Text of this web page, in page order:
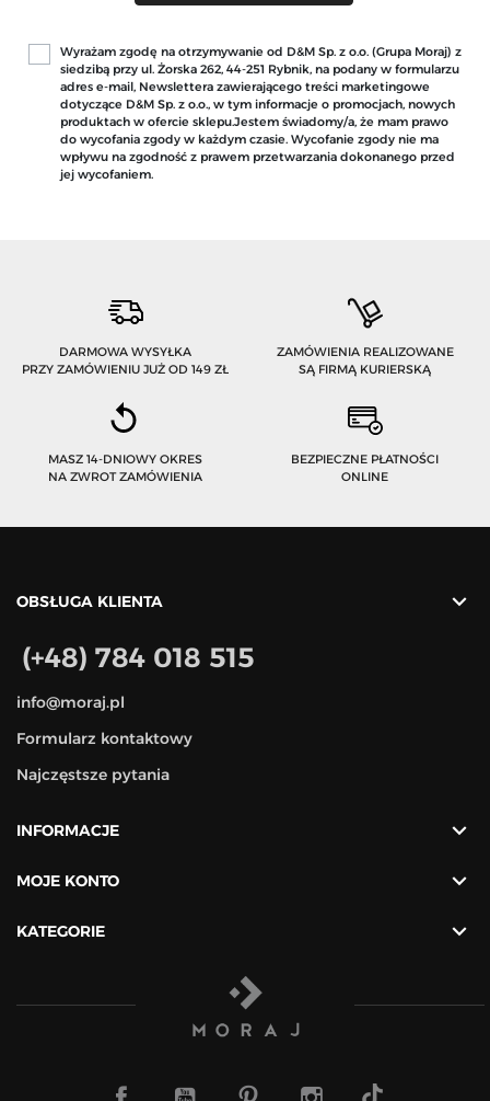
Wyrażam zgodę na otrzymywanie od D&M Sp. z o.o. (Grupa Moraj) z
siedzibą przy ul. Żorska 262, 44-251 Rybnik, na podany w formularzu
adres e-mail, Newslettera zawierającego treści marketingowe
dotyczące D&M Sp. z o.o., w tym informacje o promocjach, nowych
produktach w ofercie sklepu.Jestem świadomy/a, że mam prawo
do wycofania zgody w każdym czasie. Wycofanie zgody nie ma
wpływu na zgodność z prawem przetwarzania dokonanego przed
jej wycofaniem.
DARMOWA WYSYŁKA
PRZY ZAMÓWIENIU JUŻ OD 149 ZŁ
ZAMÓWIENIA REALIZOWANE
SĄ FIRMĄ KURIERSKĄ
MASZ 14-DNIOWY OKRES
NA ZWROT ZAMÓWIENIA
BEZPIECZNE PŁATNOŚCI
ONLINE
OBSŁUGA KLIENTA 
(+48) 784 018 515
info@moraj.pl
Formularz kontaktowy
Najczęstsze pytania
INFORMACJE 
MOJE KONTO 
KATEGORIE 